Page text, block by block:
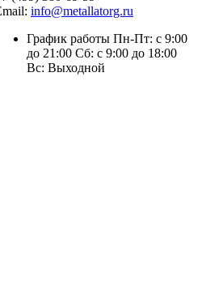
info@metallatorg.ru
График работы Пн-Пт: с 9:00
до 21:00 Сб: с 9:00 до 18:00
Вс: Выходной